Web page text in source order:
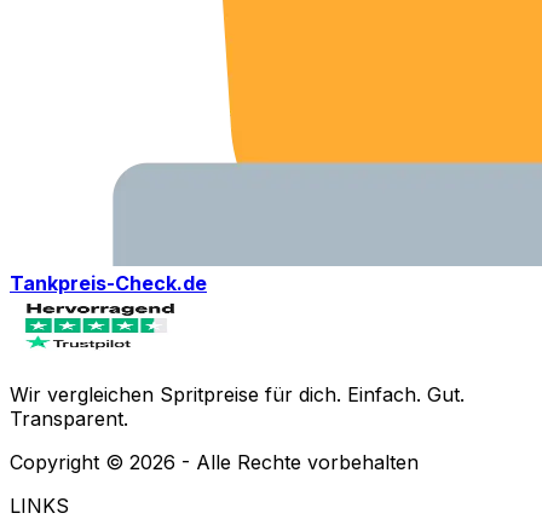
Tankpreis-Check.de
Wir vergleichen Spritpreise für dich. Einfach. Gut.
Transparent.
Copyright © 2026 - Alle Rechte vorbehalten
LINKS